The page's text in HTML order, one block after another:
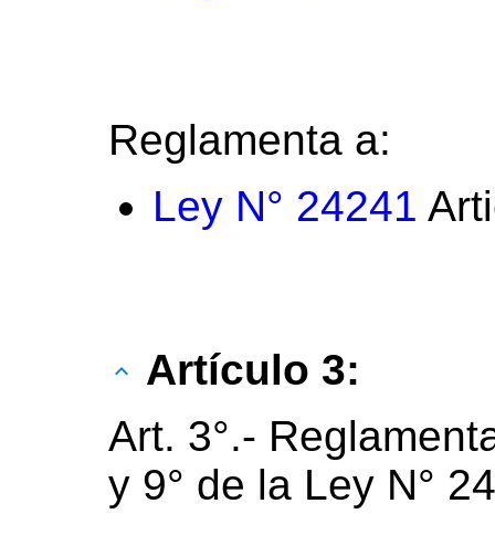
Reglamenta a:
Ley N° 24241
Artículo 3:
Art. 3°.-
y 9° de la Ley N°